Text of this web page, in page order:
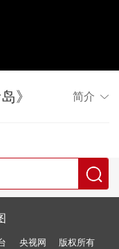
》 简介
央视网 版权所有